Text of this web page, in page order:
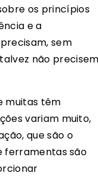
os princípios
e a
sem
não precisem
muitas têm
variam muito,
que são o
ferramentas são